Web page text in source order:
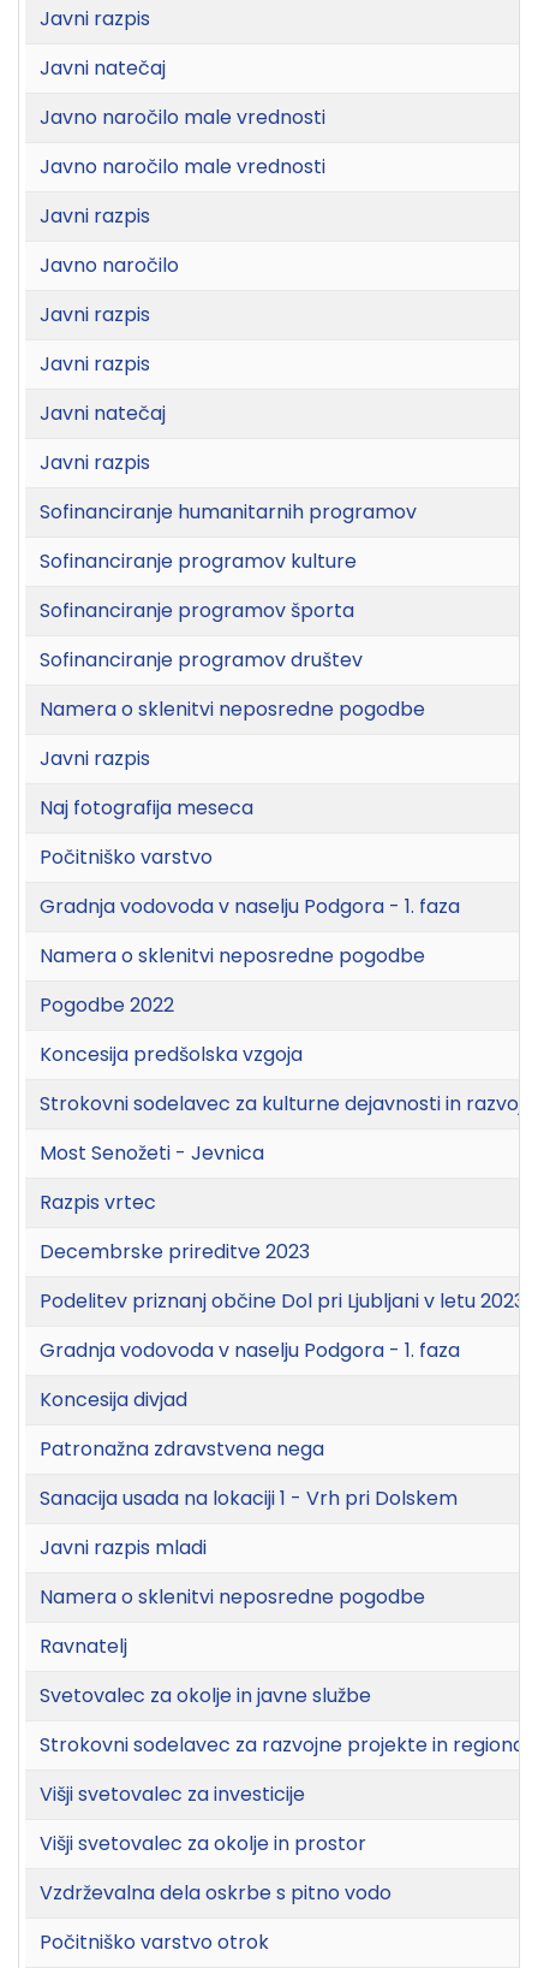
Javni razpis
Javni natečaj
Javno naročilo male vrednosti
Javno naročilo male vrednosti
Javni razpis
Javno naročilo
Javni razpis
Javni razpis
Javni natečaj
Javni razpis
Sofinanciranje humanitarnih programov
Sofinanciranje programov kulture
Sofinanciranje programov športa
Sofinanciranje programov društev
Namera o sklenitvi neposredne pogodbe
Javni razpis
Naj fotografija meseca
Počitniško varstvo
Gradnja vodovoda v naselju Podgora - 1. faza
Namera o sklenitvi neposredne pogodbe
Pogodbe 2022
Koncesija predšolska vzgoja
Strokovni sodelavec za kulturne dejavnosti in
Most Senožeti - Jevnica
Razpis vrtec
Decembrske prireditve 2023
Podelitev priznanj občine Dol pri Ljubljani v letu 2023
Gradnja vodovoda v naselju Podgora - 1. faza
Koncesija divjad
Patronažna zdravstvena nega
Sanacija usada na lokaciji 1 - Vrh pri Dolskem
Javni razpis mladi
Namera o sklenitvi neposredne pogodbe
Ravnatelj
Svetovalec za okolje in javne službe
Strokovni sodelavec za razvojne projekte in
Višji svetovalec za investicije
Višji svetovalec za okolje in prostor
Vzdrževalna dela oskrbe s pitno vodo
Počitniško varstvo otrok